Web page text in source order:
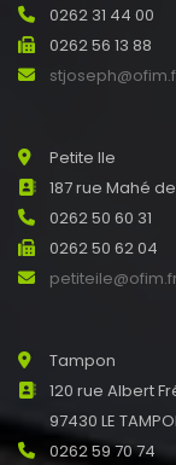
0262 31 44 00
0262 56 13 88
Petite Ile
187 rue Mahé
0262 50 60 31
0262 50 62 04
Tampon
120 rue Albert
97430 LE
0262 59 70 74